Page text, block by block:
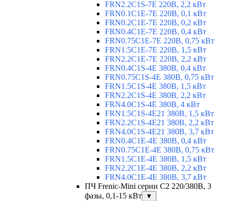
FRN2.2C1S-7E 220В, 2,2 кВт
FRN0.1C1E-7E 220В, 0,1 кВт
FRN0.2C1E-7E 220В, 0,2 кВт
FRN0.4C1E-7E 220В, 0,4 кВт
FRN0.75C1E-7E 220В, 0,75 кВт
FRN1.5C1E-7E 220В, 1,5 кВт
FRN2.2C1E-7E 220В, 2,2 кВт
FRN0.4C1S-4E 380В, 0,4 кВт
FRN0.75C1S-4E 380В, 0,75 кВт
FRN1.5C1S-4E 380В, 1,5 кВт
FRN2.2C1S-4E 380В, 2,2 кВт
FRN4.0C1S-4E 380В, 4 кВт
FRN1.5C1S-4E21 380В, 1,5 кВт
FRN2.2C1S-4E21 380В, 2,2 кВт
FRN4.0C1S-4E21 380В, 3,7 кВт
FRN0.4C1E-4E 380В, 0,4 кВт
FRN0.75C1E-4E 380В, 0,75 кВт
FRN1.5C1E-4E 380В, 1,5 кВт
FRN2.2C1E-4E 380В, 2,2 кВт
FRN4.0C1E-4E 380В, 3,7 кВт
ПЧ Frenic-Mini серии С2 220/380В, 3
фазы, 0,1-15 кВт
▼